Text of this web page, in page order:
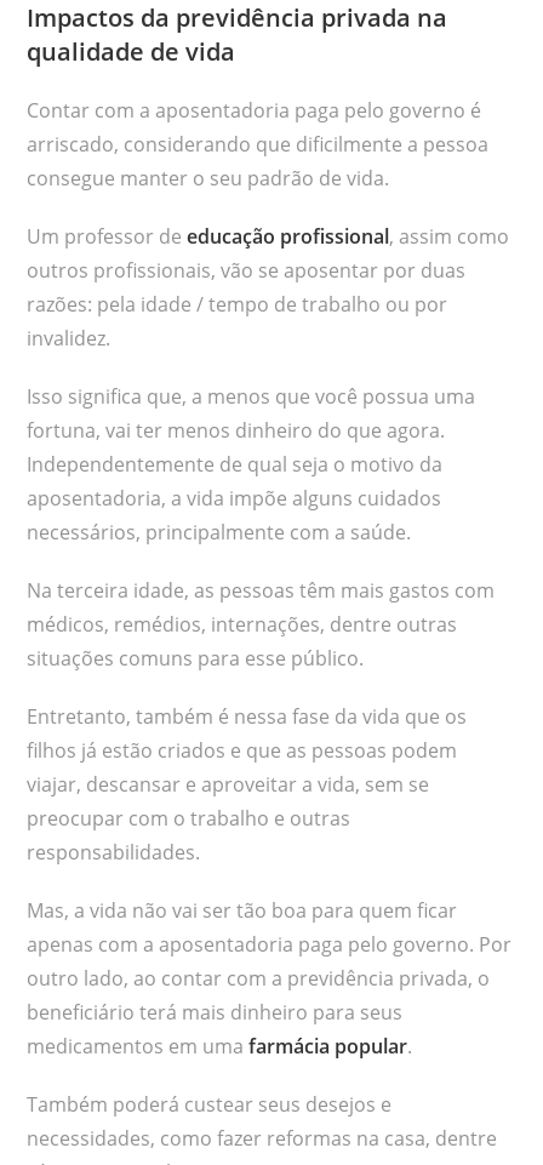
Impactos da previdência privada na
qualidade de vida
Contar com a aposentadoria paga pelo governo é
arriscado, considerando que dificilmente a pessoa
consegue manter o seu padrão de vida.
Um professor deeducação profissional, assim como
outros profissionais, vão se aposentar por duas
razões: pela idade / tempo de trabalho ou por
invalidez.
Isso significa que, a menos que você possua uma
fortuna, vai ter menos dinheiro do que agora.
Independentemente de qual seja o motivo da
aposentadoria, a vida impõe alguns cuidados
necessários, principalmente com a saúde.
Na terceira idade, as pessoas têm mais gastos com
médicos, remédios, internações, dentre outras
situações comuns para esse público.
Entretanto, também é nessa fase da vida que os
filhos já estão criados e que as pessoas podem
viajar, descansar e aproveitar a vida, sem se
preocupar com o trabalho e outras
responsabilidades.
Mas, a vida não vai ser tão boa para quem ficar
apenas com a aposentadoria paga pelo governo. Por
outro lado, ao contar com a previdência privada, o
beneficiário terá mais dinheiro para seus
medicamentos em umafarmácia popular.
Também poderá custear seus desejos e
necessidades, como fazer reformas na casa, dentre